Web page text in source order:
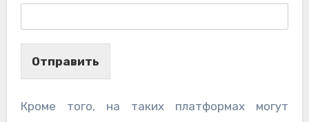
Отправить
Кроме того, на таких платформах могут